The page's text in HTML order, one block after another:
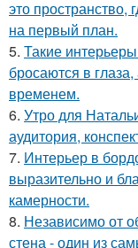
это пространство,
на первый план.
5. Такие
бросаются в
временем.
6. Утро для
аудитория,
7. Интерьер в
выразительно и
камерности.
8. Независимо от
стена - один из